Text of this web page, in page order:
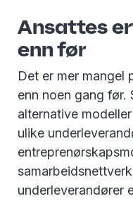
Ansattes
enn før
Det er mer mangel
enn noen gang før.
alternative
ulike
underleverandører